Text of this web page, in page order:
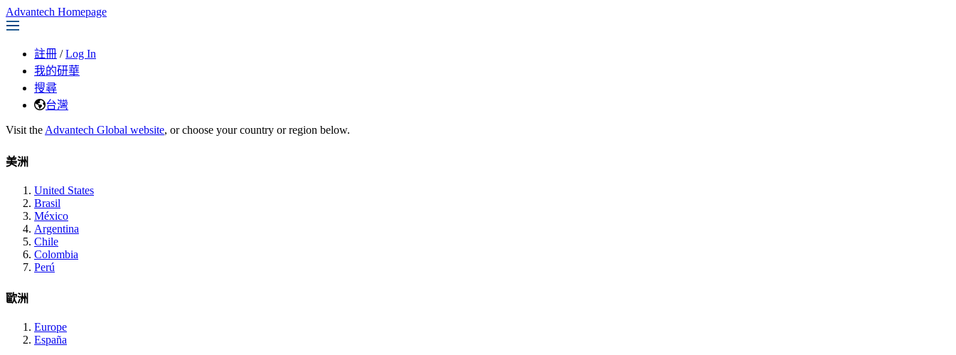
Advantech Homepage
註冊 / Log In
我的研華
搜尋
台灣
Visit the Advantech Global website, or choose your country or region below.
美洲
United States
Brasil
México
Argentina
Chile
Colombia
Perú
歐洲
Europe
España